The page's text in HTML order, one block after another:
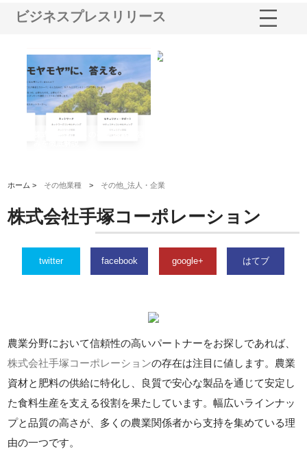
ビジネスプレスリリース
株式会社ＣＳＡの事業内容と強
ホーム > その他業種 > その他_法人・企業
株式会社手塚コーポレーション
twitter facebook google+ はてブ
農業分野において信頼性の高いパートナーをお探しであれば、
株式会社手塚コーポレーションの存在は注目に値します。農業
資材と肥料の供給に特化し、良質で安心な製品を通じて安定し
た食料生産を支える役割を果たしています。幅広いラインナッ
プと品質の高さが、多くの農業関係者から支持を集めている理
由の一つです。